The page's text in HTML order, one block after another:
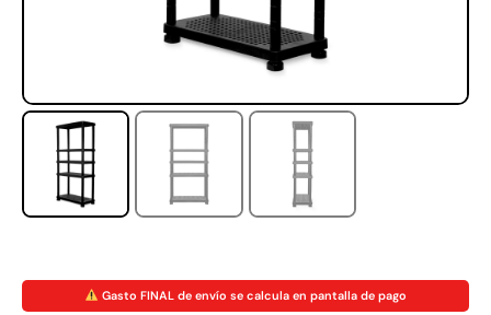
Gasto FINAL de envío se calcula en pantalla de pago
Agregar al carrito
Leer más